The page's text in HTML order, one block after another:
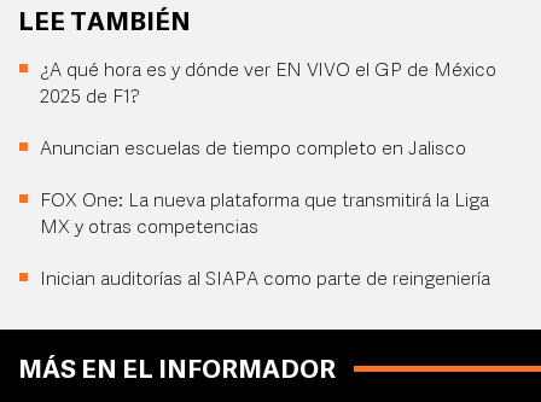
LEE TAMBIÉN
¿A qué hora es y dónde ver EN VIVO el GP de México
2025 de F1?
Anuncian escuelas de tiempo completo en Jalisco
FOX One: La nueva plataforma que transmitirá la Liga
MX y otras competencias
Inician auditorías al SIAPA como parte de reingeniería
MÁS EN EL INFORMADOR